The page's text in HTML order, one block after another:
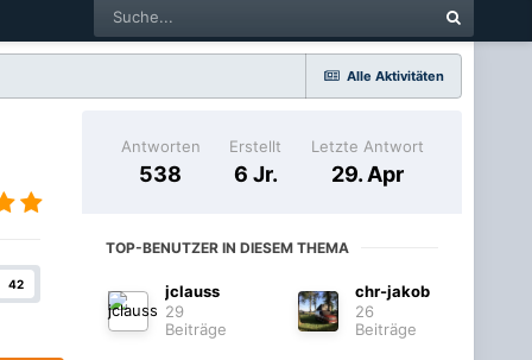
Alle Aktivitäten
42
Antworten
538
Erstellt
6 Jr.
Letzte Antwort
29. Apr
TOP-BENUTZER IN DIESEM THEMA
jclauss
29
Beiträge
chr-jakob
26
Beiträge